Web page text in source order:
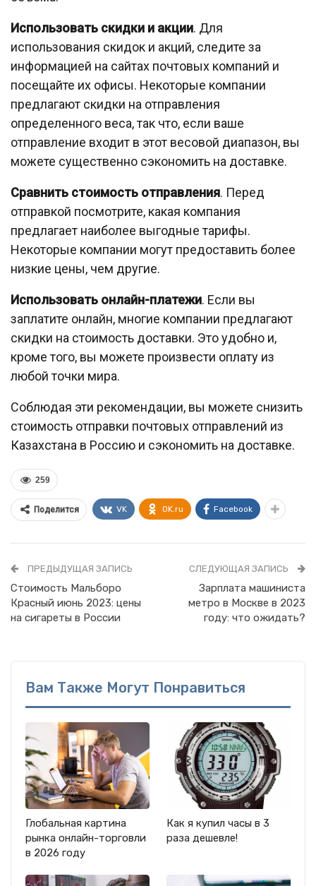
Использовать скидки и акции. Для
использования скидок и акций, следите за
информацией на сайтах почтовых компаний и
посещайте их офисы. Некоторые компании
предлагают скидки на отправления
определенного веса, так что, если ваше
отправление входит в этот весовой диапазон, вы
можете существенно сэкономить на доставке.
Сравнить стоимость отправления. Перед
отправкой посмотрите, какая компания
предлагает наиболее выгодные тарифы.
Некоторые компании могут предоставить более
низкие цены, чем другие.
Использовать онлайн-платежи. Если вы
заплатите онлайн, многие компании предлагают
скидки на стоимость доставки. Это удобно и,
кроме того, вы можете произвести оплату из
любой точки мира.
Соблюдая эти рекомендации, вы можете снизить
стоимость отправки почтовых отправлений из
Казахстана в Россию и сэкономить на доставке.
259
Поделится VK OK.ru Facebook
ПРЕДЫДУЩАЯ ЗАПИСЬ
Стоимость Мальборо
Красный июнь 2023: цены
на сигареты в России
СЛЕДУЮЩАЯ ЗАПИСЬ
Зарплата машиниста
метро в Москве в 2023
году: что ожидать?
Вам Также Могут Понравиться
Глобальная картина
рынка онлайн-торговли
в 2026 году
Как я купил часы в 3
раза дешевле!